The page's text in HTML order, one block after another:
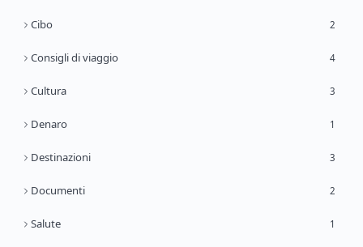
Cibo 2
Consigli di viaggio 4
Cultura 3
Denaro 1
Destinazioni 3
Documenti 2
Salute 1